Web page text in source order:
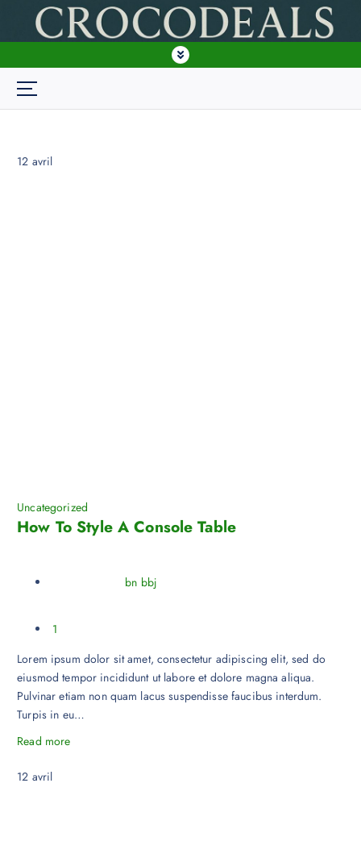
crocodeals BF
12 avril
Uncategorized
How To Style A Console Table
bn bbj
1
Lorem ipsum dolor sit amet, consectetur adipiscing elit, sed do
eiusmod tempor incididunt ut labore et dolore magna aliqua.
Pulvinar etiam non quam lacus suspendisse faucibus interdum.
Turpis in eu…
Read more
12 avril